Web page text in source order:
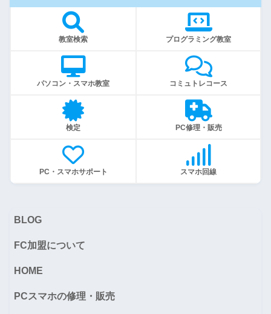
教室検索 プログラミング教室
パソコン・スマホ教室 コミュトレコース
検定 PC修理・販売
PC・スマホサポート スマホ回線
BLOG
FC加盟について
HOME
PCスマホの修理・販売